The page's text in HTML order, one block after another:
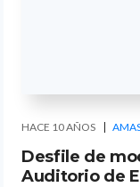
HACE 10 AÑOS
Desfile de
Auditorio de